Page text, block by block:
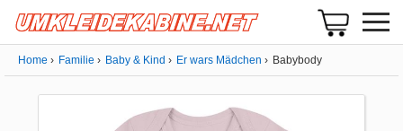
Home Familie Baby & Kind Er wars Mädchen Babybody